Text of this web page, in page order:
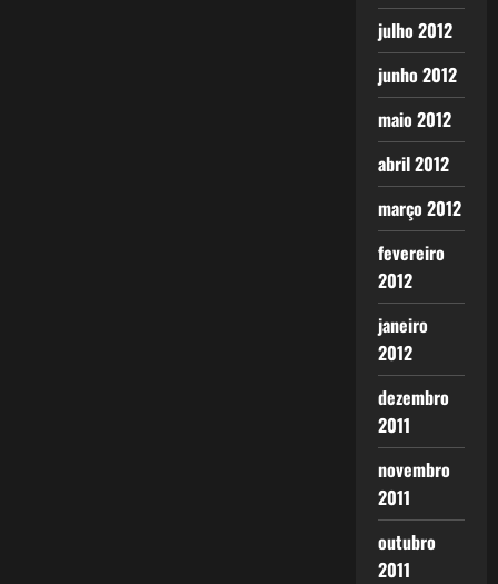
julho 2012
junho 2012
maio 2012
abril 2012
março 2012
fevereiro
2012
janeiro
2012
dezembro
2011
novembro
2011
outubro
2011